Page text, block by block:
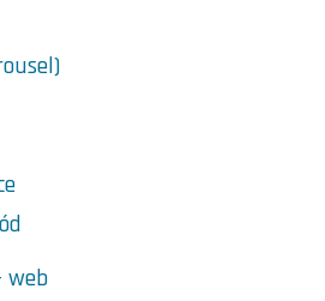
web